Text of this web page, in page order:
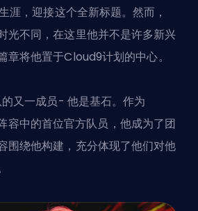
涯，迎接这个全新标题。然而，
光不同，在这里他并不是许多新兴
章将他置于Cloud9计划的中心。
又一成员- 他是基石。作为
中的首位官方队员，他成为了团
围绕他构建，充分体现了他们对他